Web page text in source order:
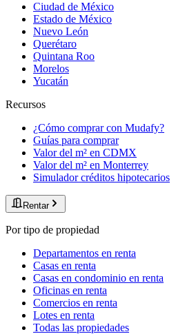
Ciudad de México
Estado de México
Nuevo León
Querétaro
Quintana Roo
Morelos
Yucatán
Recursos
¿Cómo comprar con Mudafy?
Guías para comprar
Valor del m² en CDMX
Valor del m² en Monterrey
Simulador créditos hipotecarios
Rentar
Por tipo de propiedad
Departamentos en renta
Casas en renta
Casas en condominio en renta
Oficinas en renta
Comercios en renta
Lotes en renta
Todas las propiedades